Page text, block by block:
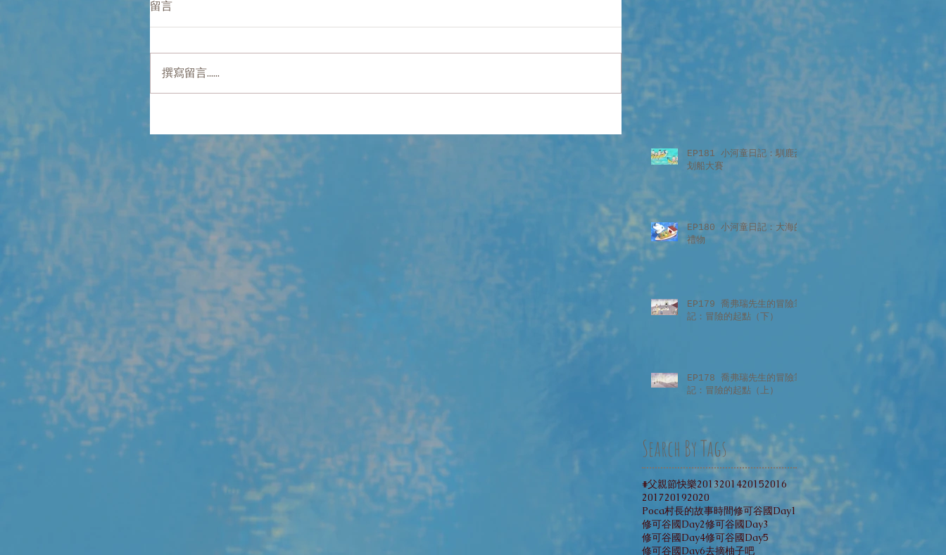
留言
撰寫留言......
EP181 小河童日記：馴鹿盃
划船大賽
EP180 小河童日記：大海的
禮物
EP179 喬弗瑞先生的冒險筆
記：冒險的起點（下）
EP178 喬弗瑞先生的冒險筆
記：冒險的起點（上）
Search By Tags
#父親節快樂2013201420152016
201720192020
Poca村長的故事時間修可谷國Day1
修可谷國Day2修可谷國Day3
修可谷國Day4修可谷國Day5
修可谷國Day6去摘柚子吧